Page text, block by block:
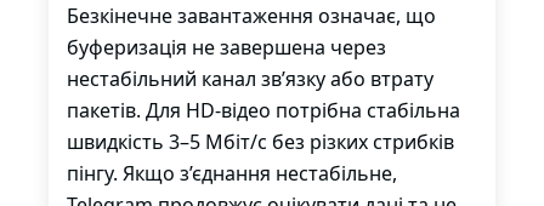
Безкінечне завантаження означає, що
буферизація не завершена через
нестабільний канал зв’язку або втрату
пакетів. Для HD-відео потрібна стабільна
швидкість 3–5 Мбіт/с без різких стрибків
пінгу. Якщо з’єднання нестабільне,